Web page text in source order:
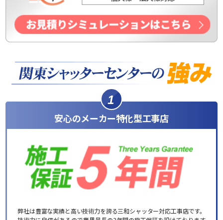
1
安心のメーカー特化型工事店
弊社は豊富な実績と高い技術力を誇る三和シャッター対応工事店です。